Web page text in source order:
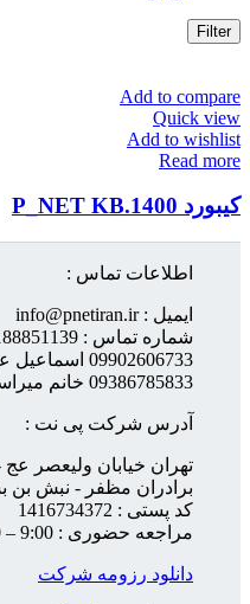
Filter
Add to compare
Quick view
Add to wishlist
Read more
کیبورد P_NET KB.1400
اطلاعات تماس :
ایمیل : info@pnetiran.ir
شماره تماس : 02188851139
09902606733 اسماعیل عسگریان
09386785833 خانم میراسماعیلی
آدرس شرکت پی نت :
تهران خیابان ولیعصر
برادران مظفر - نبش بن بست کیا
کد پستی : 1416734372
مراجعه حضوری : 9:00 – 17:00
دانلود رزومه شرکت